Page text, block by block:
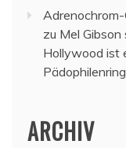
zu Mel
Hollywood ist
Pädophilenring
ARCHIV